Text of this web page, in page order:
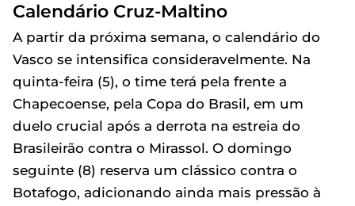
Calendário Cruz-Maltino
A partir da próxima semana, o calendário do
Vasco se intensifica consideravelmente. Na
quinta-feira (5), o time terá pela frente a
Chapecoense, pela Copa do Brasil, em um
duelo crucial após a derrota na estreia do
Brasileirão contra o Mirassol. O domingo
seguinte (8) reserva um clássico contra o
Botafogo, adicionando ainda mais pressão à